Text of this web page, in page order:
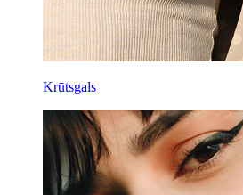
Krūtsgals